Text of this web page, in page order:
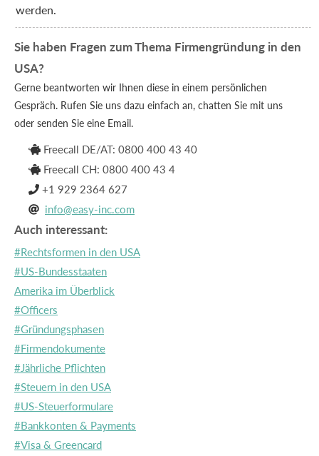
werden.
Sie haben Fragen zum Thema Firmengründung in den
USA?
Gerne beantworten wir Ihnen diese in einem persönlichen
Gespräch. Rufen Sie uns dazu einfach an, chatten Sie mit uns
oder senden Sie eine Email.
 Freecall DE/AT: 0800 400 43 40
 Freecall CH: 0800 400 43 4
 +1 929 2364 627
 info@easy-inc.com
Auch interessant:
#Rechtsformen in den USA
#US-Bundesstaaten
Amerika im Überblick
#Officers
#Gründungsphasen
#Firmendokumente
#Jährliche Pflichten
#Steuern in den USA
#US-Steuerformulare
#Bankkonten & Payments
#Visa & Greencard